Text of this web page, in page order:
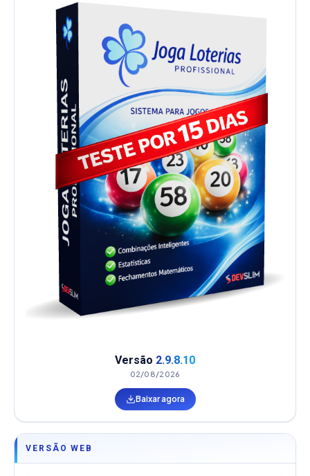
Versão 2.9.8.10
02/08/2026
Baixar agora
VERSÃO WEB